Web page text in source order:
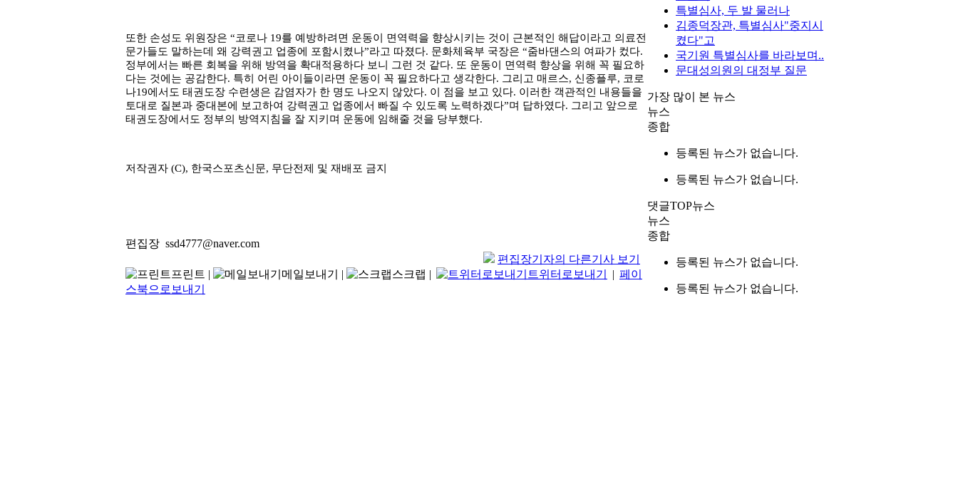
또한 손성도 위원장은 “코로나 19를 예방하려면 운동이 면역력을 향상시키는 것이 근본적인 해답이라고 의료전
문가들도 말하는데 왜 강력권고 업종에 포함시켰나”라고 따졌다. 문화체육부 국장은 “줌바댄스의 여파가 컸다.
정부에서는 빠른 회복을 위해 방역을 확대적용하다 보니 그런 것 같다. 또 운동이 면역력 향상을 위해 꼭 필요하
다는 것에는 공감한다. 특히 어린 아이들이라면 운동이 꼭 필요하다고 생각한다. 그리고 매르스, 신종플루, 코로
나19에서도 태권도장 수련생은 감염자가 한 명도 나오지 않았다. 이 점을 보고 있다. 이러한 객관적인 내용들을
토대로 질본과 중대본에 보고하여 강력권고 업종에서 빠질 수 있도록 노력하겠다”며 답하였다. 그리고 앞으로
태권도장에서도 정부의 방역지침을 잘 지키며 운동에 임해줄 것을 당부했다.
저작권자 (C), 한국스포츠신문, 무단전제 및 재배포 금지
편집장 ssd4777@naver.com
편집장기자의 다른기사 보기
프린트 | 메일보내기 | 스크랩 | 트위터로보내기 | 페이
스북으로보내기
특별심사, 두 발 물러나
김종덕장관, 특별심사"중지시
켰다"고
국기원 특별심사를 바라보며..
문대성의원의 대정부 질문
가장 많이 본 뉴스
뉴스
종합
등록된 뉴스가 없습니다.
등록된 뉴스가 없습니다.
댓글TOP뉴스
뉴스
종합
등록된 뉴스가 없습니다.
등록된 뉴스가 없습니다.